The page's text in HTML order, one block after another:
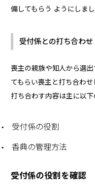
備してもらう ようにしまし
受付係との打ち合わ
喪主の親族や知人から選
てもらい喪主と打ち合わせ
打ち合わす内容は主に以下
受付係の役割
香典の管理方法
受付係の役割を確認